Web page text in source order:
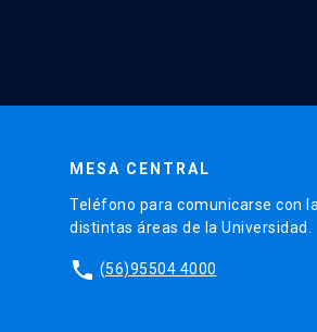
MESA CENTRAL
Teléfono para comunicarse con
distintas áreas de la Universidad.
phone (56)95504 4000